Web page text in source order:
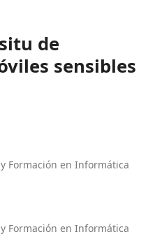
de
sensibles
Formación en Informática
Formación en Informática